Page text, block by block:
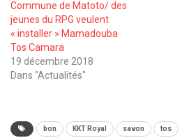
Commune de Matoto/ des
jeunes du RPG veulent
« installer » Mamadouba
Tos Camara
19 décembre 2018
Dans "Actualités"
bon KKT Royal savon tos